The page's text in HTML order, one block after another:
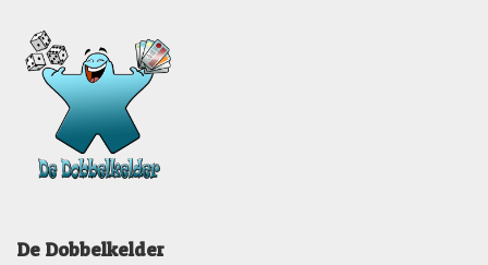
De Dobbelkelder